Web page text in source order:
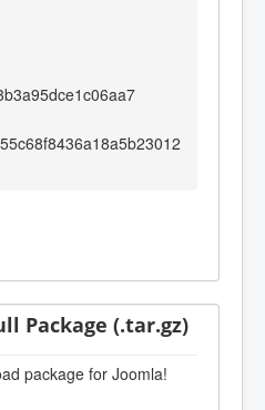
Package (.tar.gz)
package for Joomla!